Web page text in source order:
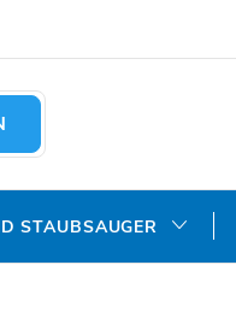
STAUBSAUGER